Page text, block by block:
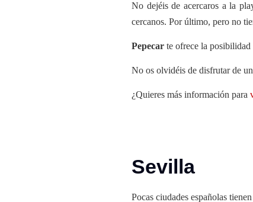
No dejéis de acercaros a la
cercanos. Por último, pero no
Pepecar te ofrece la posibilidad
No os olvidéis de disfrutar de
¿Quieres más información para
Sevilla
Pocas ciudades españolas